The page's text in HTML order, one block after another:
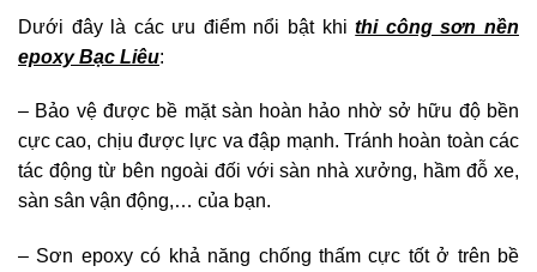
Dưới đây là các ưu điểm nổi bật khithi công sơn nền
epoxy Bạc Liêu:
– Bảo vệ được bề mặt sàn hoàn hảo nhờ sở hữu độ bền
cực cao, chịu được lực va đập mạnh. Tránh hoàn toàn các
tác động từ bên ngoài đối với sàn nhà xưởng, hầm đỗ xe,
sàn sân vận động,… của bạn.
– Sơn epoxy có khả năng chống thấm cực tốt ở trên bề